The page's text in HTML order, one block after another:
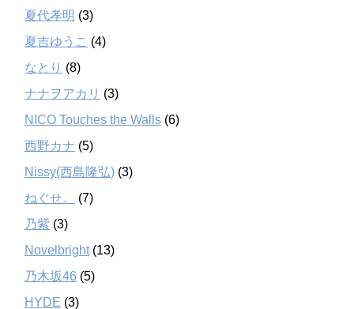
夏代孝明 (3)
夏吉ゆうこ (4)
なとり (8)
ナナヲアカリ (3)
NICO Touches the Walls (6)
西野カナ (5)
Nissy(西島隆弘) (3)
ねぐせ。
(7)
乃紫 (3)
Novelbright(13)
乃木坂46 (5)
HYDE (3)